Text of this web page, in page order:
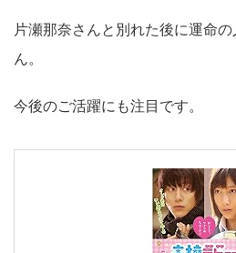
片瀬那奈さんと別れた後に運命
ん。
今後のご活躍にも注目です。